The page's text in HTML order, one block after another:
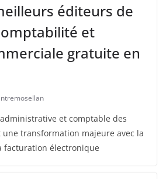
éditeurs de
et
gratuite en
et comptable des
transformation majeure avec la
facturation électronique